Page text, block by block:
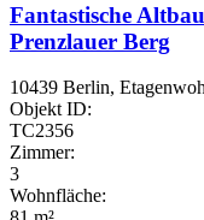
Fantastische
Prenzlauer Berg
10439 Berlin,
Objekt ID:
TC2356
Zimmer:
3
Wohnfläche: